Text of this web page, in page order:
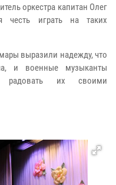
оркестра капитан Олег
играть на таких
выразили надежду, что
и военные музыканты
радовать их своими